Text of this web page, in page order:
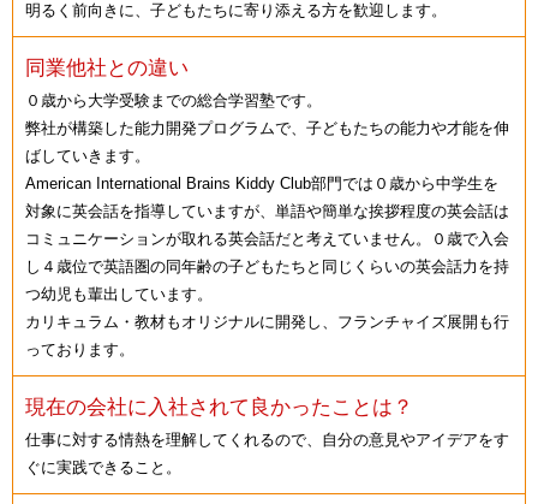
明るく前向きに、子どもたちに寄り添える方を歓迎します。
同業他社との違い
０歳から大学受験までの総合学習塾です。
弊社が構築した能力開発プログラムで、子どもたちの能力や才能を伸
ばしていきます。
American International Brains Kiddy Club部門では０歳から中学生を
対象に英会話を指導していますが、単語や簡単な挨拶程度の英会話は
コミュニケーションが取れる英会話だと考えていません。０歳で入会
し４歳位で英語圏の同年齢の子どもたちと同じくらいの英会話力を持
つ幼児も輩出しています。
カリキュラム・教材もオリジナルに開発し、フランチャイズ展開も行
っております。
現在の会社に入社されて良かったことは？
仕事に対する情熱を理解してくれるので、自分の意見やアイデアをす
ぐに実践できること。